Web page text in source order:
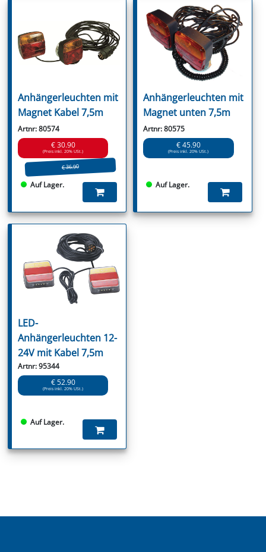
Anhängerleuchten mit
Magnet Kabel 7,5m
Artnr: 80574
€ 30.90
(Preis inkl. 20% USt.)
€ 36.90
Auf Lager.
Anhängerleuchten mit
Magnet unten 7,5m
Artnr: 80575
€ 45.90
(Preis inkl. 20% USt.)
Auf Lager.
LED-
Anhängerleuchten 12-
24V mit Kabel 7,5m
Artnr: 95344
€ 52.90
(Preis inkl. 20% USt.)
Auf Lager.